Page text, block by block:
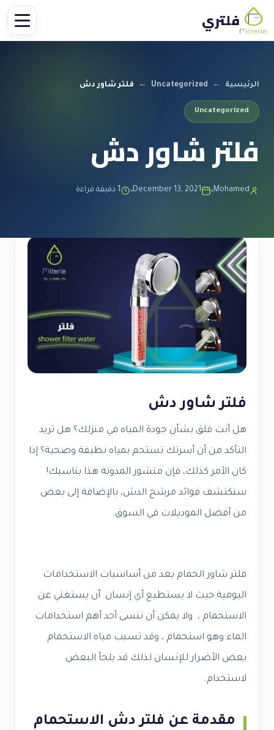
فلتري
الرئيسية ←
Uncategorized
← فلتر شاور دش
Uncategorized
فلتر شاور دش
Mohamed
December 13, 2021 1 دقيقة قراءة
فلتر شاور دش
هل أنت قلق بشأن جودة المياه في منزلك؟ هل تريد
التأكد من أن أسرتك تستحم بمياه نظيفة وصحية؟ إذا
كان الأمر كذلك، فإن منشور المدونة هذا يناسبك!
سنكتشف فوائد مرشح الدش، بالإضافة إلى بعض
من أفضل الموديلات في السوق.
فلتر شاور الحمام يعد من أساسيات الاستخدامات
اليومية حيث لا يستطيع أي إنسان أن يستغني عن
الاستحمام ، ولا يمكن أن ننسى أحد أهم استخدامات
الماء وهو استحمام ، وقد تسبب مياه الاستحمام
بعض الأضرار للإنسان لذلك قد يلجأ البعض
لاستخدام.
مقدمة عن فلتر دش الاستحمام